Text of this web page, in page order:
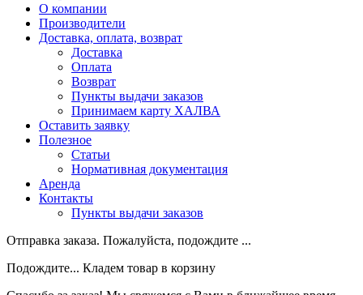
О компании
Производители
Доставка, оплата, возврат
Доставка
Оплата
Возврат
Пункты выдачи заказов
Принимаем карту ХАЛВА
Оставить заявку
Полезное
Статьи
Нормативная документация
Аренда
Контакты
Пункты выдачи заказов
Отправка заказа. Пожалуйста, подождите ...
Подождите... Кладем товар в корзину